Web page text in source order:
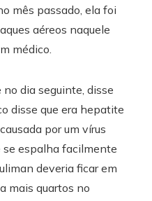
mês passado, ela foi
aéreos naquele
médico.
dia seguinte, disse
disse que era hepatite
por um vírus
espalha facilmente
deveria ficar em
mais quartos no